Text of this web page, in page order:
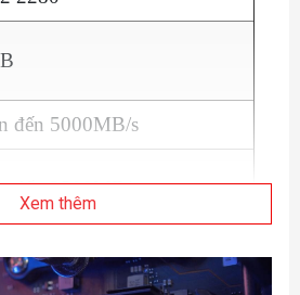
đến 5000MB/s
đến 3500MB/s
900K IOPs Read/ Write
Xem thêm